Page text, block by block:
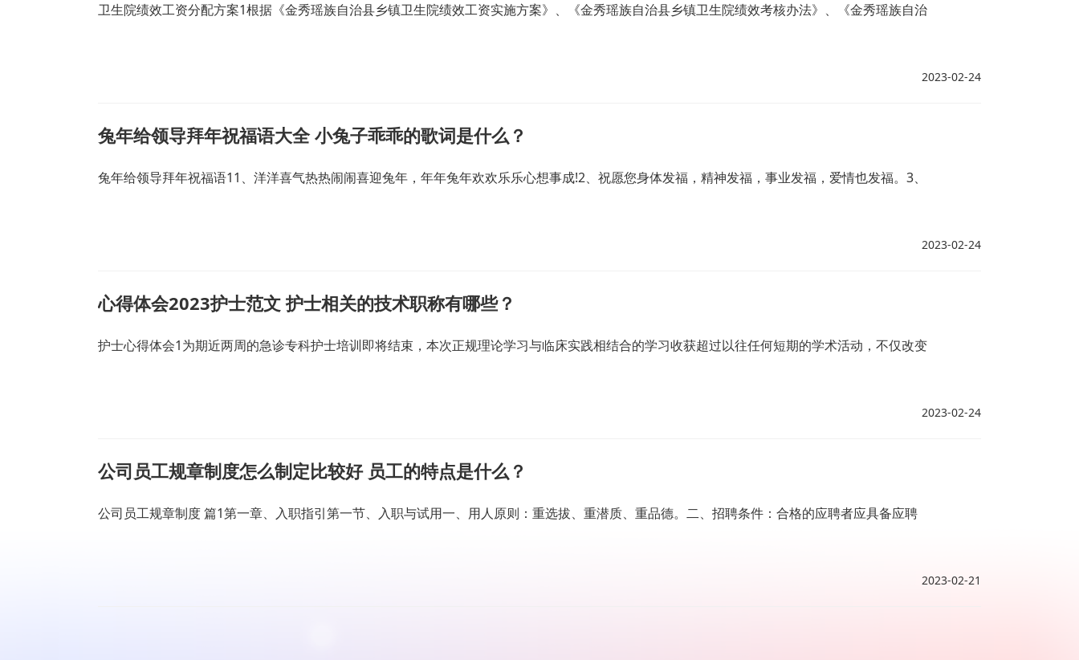
卫生院绩效工资分配方案1根据《金秀瑶族自治县乡镇卫生院绩效工资实施方案》、《金秀瑶族自治县乡镇卫生院绩效考核办法》、《金秀瑶族自治
2023-02-24
兔年给领导拜年祝福语大全 小兔子乖乖的歌词是什么？
兔年给领导拜年祝福语11、洋洋喜气热热闹闹喜迎兔年，年年兔年欢欢乐乐心想事成!2、祝愿您身体发福，精神发福，事业发福，爱情也发福。3、
2023-02-24
心得体会2023护士范文 护士相关的技术职称有哪些？
护士心得体会1为期近两周的急诊专科护士培训即将结束，本次正规理论学习与临床实践相结合的学习收获超过以往任何短期的学术活动，不仅改变
2023-02-24
公司员工规章制度怎么制定比较好 员工的特点是什么？
公司员工规章制度 篇1第一章、入职指引第一节、入职与试用一、用人原则：重选拔、重潜质、重品德。二、招聘条件：合格的应聘者应具备应聘
2023-02-21